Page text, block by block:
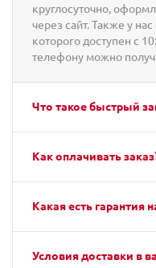
круглосуточно,
через сайт. Также у
которого доступен с
телефону можно
Что такое быстрый
Как оплачивать
Какая есть гарантия
Условия доставки в